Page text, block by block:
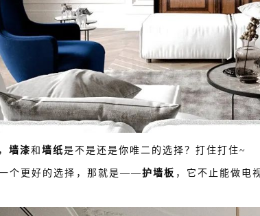
墙漆和 墙纸是不是还是你唯二的选择？打住打住~
个更好的选择，那就是——护墙板 ，它不止能做电